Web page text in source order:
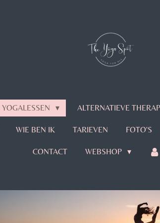
YOGALESSEN ALTERNATIEVE
WIE BEN IK TARIEVEN FOTO'S
CONTACT WEBSHOP